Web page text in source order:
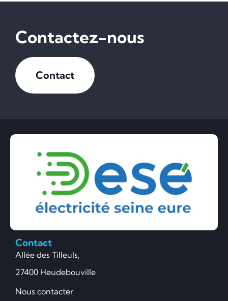
Contactez-nous
Contact
Contact
Allée des Tilleuls,
27400 Heudebouville
Nous contacter